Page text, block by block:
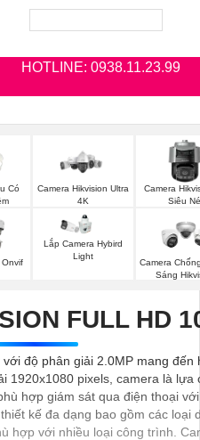
HOTLINE: 0938.11.23.99
Có
Camera Hikvision Ultra
4K
Camera
Siêu
Lắp Camera Hybird
Light
Camera
Sáng
FULL HD
độ phân giải 2.0MP mang đến
1920x1080 pixels, camera là lựa
hợp giám sát qua điện thoại
kế đa dạng bao gồm các loại
hợp với nhiều loại công trình.